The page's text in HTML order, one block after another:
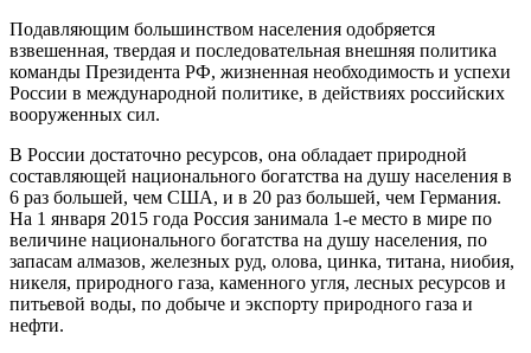
Подавляющим большинством населения одобряется
взвешенная, твердая и последовательная внешняя политика
команды Президента РФ, жизненная необходимость и успехи
России в международной политике, в действиях российских
вооруженных сил.
В России достаточно ресурсов, она обладает природной
составляющей национального богатства на душу населения в
6 раз большей, чем США, и в 20 раз большей, чем Германия.
На 1 января 2015 года Россия занимала 1-е место в мире по
величине национального богатства на душу населения, по
запасам алмазов, железных руд, олова, цинка, титана, ниобия,
никеля, природного газа, каменного угля, лесных ресурсов и
питьевой воды, по добыче и экспорту природного газа и
нефти.